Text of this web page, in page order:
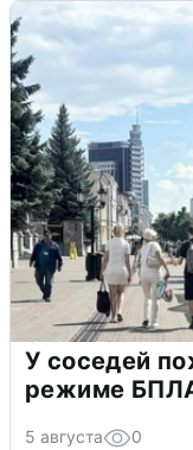
У соседей
режиме
5 августа 0